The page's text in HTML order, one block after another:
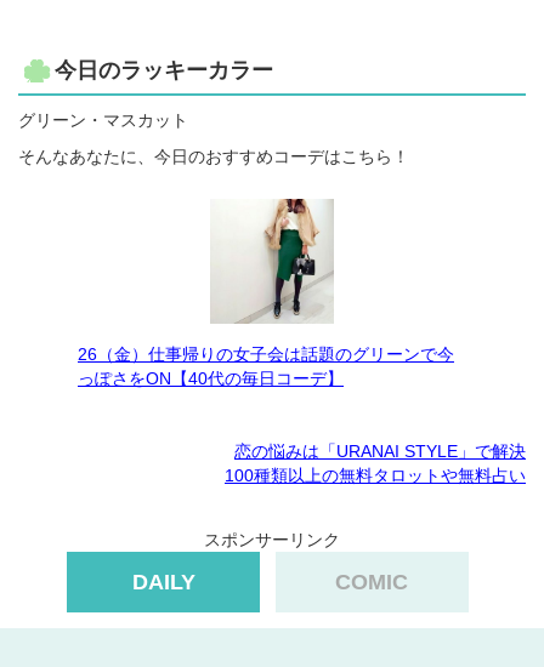
今日のラッキーカラー
グリーン・マスカット
そんなあなたに、今日のおすすめコーデはこちら！
26（金）仕事帰りの女子会は話題のグリーンで今
っぽさをON【40代の毎日コーデ】
恋の悩みは「URANAI STYLE」で解決
100種類以上の無料タロットや無料占い
スポンサーリンク
DAILY COMIC